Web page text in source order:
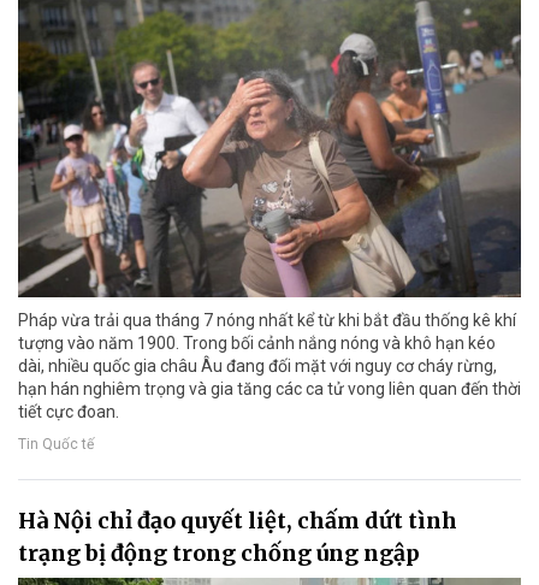
Pháp vừa trải qua tháng 7 nóng nhất kể từ khi bắt đầu thống kê khí
tượng vào năm 1900. Trong bối cảnh nắng nóng và khô hạn kéo
dài, nhiều quốc gia châu Âu đang đối mặt với nguy cơ cháy rừng,
hạn hán nghiêm trọng và gia tăng các ca tử vong liên quan đến thời
tiết cực đoan.
Tin Quốc tế
Hà Nội chỉ đạo quyết liệt, chấm dứt tình
trạng bị động trong chống úng ngập